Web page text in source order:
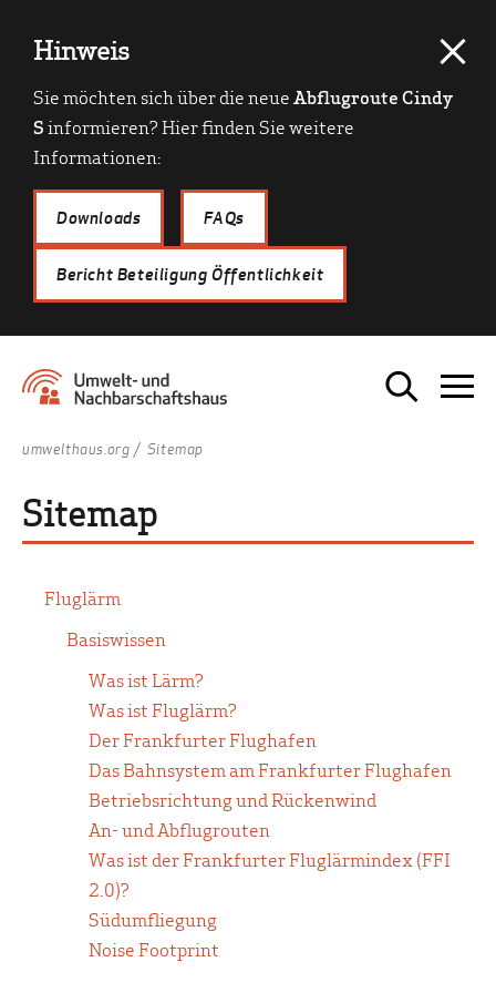
Hinweis
Sie möchten sich über die neueAbflugroute Cindy
Sinformieren? Hier finden Sie weitere
Informationen:
Downloads FAQs
Bericht Beteiligung Öffentlichkeit
umwelthaus.org Sitemap
Sitemap
Fluglärm
Basiswissen
Was ist Lärm?
Was ist Fluglärm?
Der Frankfurter Flughafen
Das Bahnsystem am Frankfurter Flughafen
Betriebsrichtung und Rückenwind
An- und Abflugrouten
Was ist der Frankfurter Fluglärmindex (FFI
2.0)?
Südumfliegung
Noise Footprint